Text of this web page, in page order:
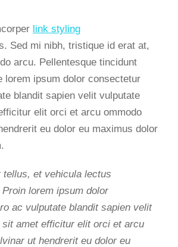
link styling
Sed mi nibh, tristique id erat at,
arcu. Pellentesque tincidunt
lorem ipsum dolor consectetur
blandit sapien velit vulputate
elit orci et arcu ommodo
eu dolor eu maximus dolor
tellus, et vehicula lectus
lorem ipsum dolor
ac vulputate blandit sapien velit
sit amet efficitur elit orci et arcu
ut hendrerit eu dolor eu